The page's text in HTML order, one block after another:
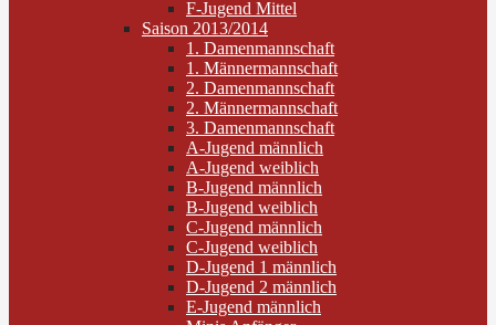
F-Jugend Mittel
Saison 2013/2014
1. Damenmannschaft
1. Männermannschaft
2. Damenmannschaft
2. Männermannschaft
3. Damenmannschaft
A-Jugend männlich
A-Jugend weiblich
B-Jugend männlich
B-Jugend weiblich
C-Jugend männlich
C-Jugend weiblich
D-Jugend 1 männlich
D-Jugend 2 männlich
E-Jugend männlich